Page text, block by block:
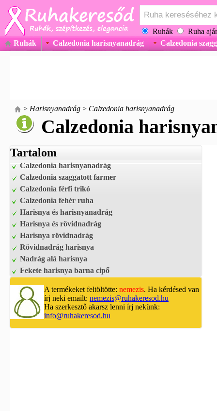
Ruhák
Ruha
Ruhák
Calzedonia harisnyanadrág Calzedonia
> Harisnyanadrág > Calzedonia harisnyanadrág
Calzedonia
Tartalom
Calzedonia harisnyanadrág
Calzedonia szaggatott farmer
Calzedonia férfi trikó
Calzedonia fehér ruha
Harisnya és harisnyanadrág
Harisnya és rövidnadrág
Harisnya rövidnadrág
Rövidnadrág harisnya
Nadrág alá harisnya
Fekete harisnya barna cipő
A termékeket feltöltötte: nemezis. Ha kérdésed van
írj neki emailt: nemezis@ruhakeresod.hu
Ha szerkesztő akarsz lenni írj nekünk:
info@ruhakeresod.hu